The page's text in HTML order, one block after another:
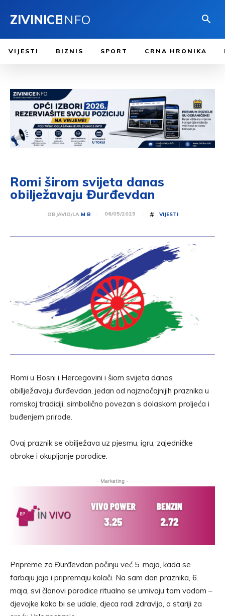
ZIVINICEINFO
VIJESTI BIZNIS SPORT CRNA HRONIKA
Romi širom svijeta danas
obilježavaju Đurđevdan
OBJAVIO/LA M B 06/05/2025 # VIJESTI
Romi u Bosni i Hercegovini i šiom svijeta danas
obillježavaju đurđevdan, jedan od najznačajnijih praznika u
romskoj tradiciji, simbolično povezan s dolaskom proljeća i
buđenjem prirode.
Ovaj praznik se obilježava uz pjesmu, igru, zajedničke
obroke i okupljanje porodice.
- Marketing -
Pripreme za Đurđevdan počinju već 5. maja, kada se
farbaju jaja i pripremaju kolači. Na sam dan praznika, 6.
maja, svi članovi porodice ritualno se umivaju tom vodom –
djevojke kako bi se udale, djeca radi zdravlja, a stariji za